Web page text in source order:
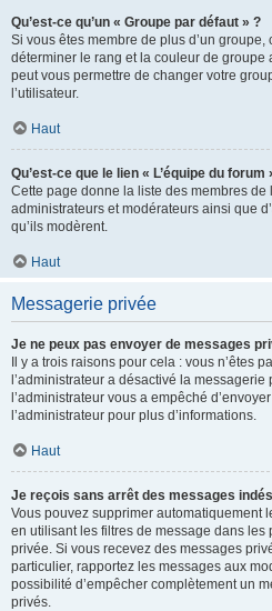
Qu’est-ce qu’un « Groupe par défaut » ?
Si vous êtes membre de plus d’un
déterminer le rang et la couleur de groupe
peut vous permettre de changer votre
l’utilisateur.
Haut
Qu’est-ce que le lien « L’équipe du forum
Cette page donne la liste des membres de
administrateurs et modérateurs ainsi que
qu’ils modèrent.
Haut
Messagerie privée
Je ne peux pas envoyer de messages
Il y a trois raisons pour cela : vous n’êtes
l’administrateur a désactivé la
l’administrateur vous a empêché
l’administrateur pour plus d’informations.
Haut
Je reçois sans arrêt des messages
Vous pouvez supprimer automatiquement
en utilisant les filtres de message dans les
privée. Si vous recevez des messages
particulier, rapportez les messages aux
possibilité d’empêcher complètement un
privés.